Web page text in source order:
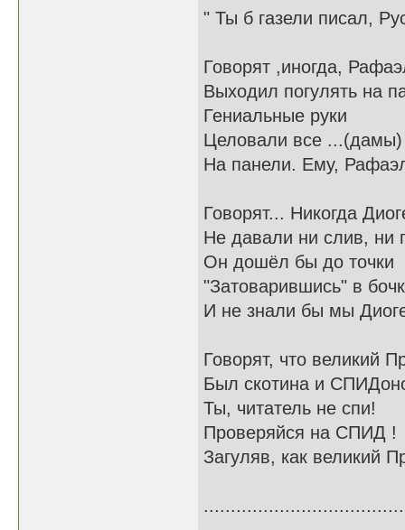
" Ты б газели писал,
Говорят ,иногда,
Выходил погулять на
Гениальные руки
Целовали все ...(дамы)
На панели. Ему,
Говорят... Никогда
Не давали ни слив, ни
Он дошёл бы до точки
"Затоварившись" в
И не знали бы мы
Говорят, что великий
Был скотина и
Ты, читатель не спи!
Проверяйся на СПИД !
Загуляв, как великий